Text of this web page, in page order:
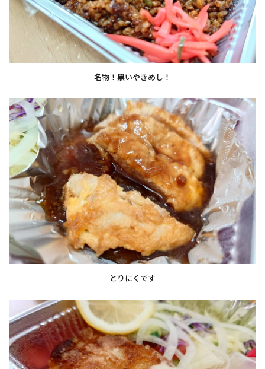
名物！黒いやきめし！
とりにくです